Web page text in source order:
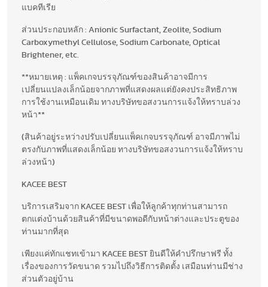
แบคทีเรีย
ส่วนประกอบหลัก : Anionic Surfactant, Zeolite, Sodium
Carboxymethyl Cellulose, Sodium Carbonate, Optical
Brightener, etc.
**หมายเหตุ : แพ็คเกจบรรจุภัณฑ์ของสินค้าอาจมีการ
เปลี่ยนแปลงเล็กน้อยจากภาพที่แสดงผลแต่ยังคงประสิทธิภาพ
การใช้งานเหมือนเดิม ทางบริษัทขอสงวนการแจ้งให้ทราบล่วง
หน้า**
(สินค้าอยู่ระหว่างปรับเปลี่ยนแพ็คเกจบรรจุภัณฑ์ อาจมีภาพไม่
ตรงกับภาพที่แสดงเล็กน้อย ทางบริษัทขอสงวนการแจ้งให้ทราบ
ล่วงหน้า)
KACEE BEST
บริการเสริมจาก KACEE BEST เพื่อให้ลูกค้าทุกท่านสามารถ
ตกแต่งบ้านด้วยสินค้าที่มีขนาดพอดีกับหน้าต่างและประตูของ
ท่านมากที่สุด
เพียงแค่ทักแชทเข้ามา KACEE BEST ยินดีให้คำปรึกษาฟรี ทั้ง
เรื่องของการวัดขนาด รวมไปถึงวิธีการติดตั้ง เสมือนท่านมีช่าง
ส่วนตัวอยู่บ้าน